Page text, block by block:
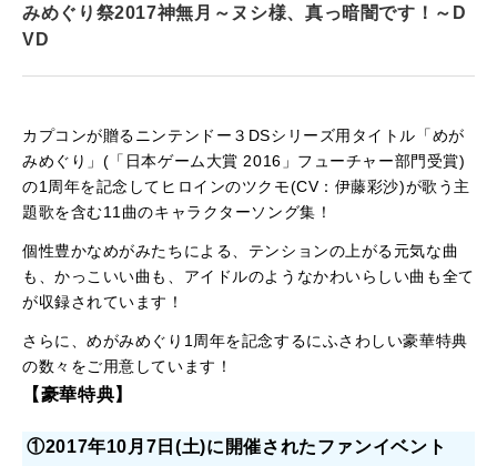
みめぐり祭2017神無月～ヌシ様、真っ暗闇です！～D
VD
カプコンが贈るニンテンドー３DSシリーズ用タイトル「めが
みめぐり」(「日本ゲーム大賞 2016」フューチャー部門受賞)
の1周年を記念してヒロインのツクモ(CV：伊藤彩沙)が歌う主
題歌を含む11曲のキャラクターソング集！
個性豊かなめがみたちによる、テンションの上がる元気な曲
も、かっこいい曲も、アイドルのようなかわいらしい曲も全て
が収録されています！
さらに、めがみめぐり1周年を記念するにふさわしい豪華特典
の数々をご用意しています！
【豪華特典】
①2017年10月7日(土)に開催されたファンイベント